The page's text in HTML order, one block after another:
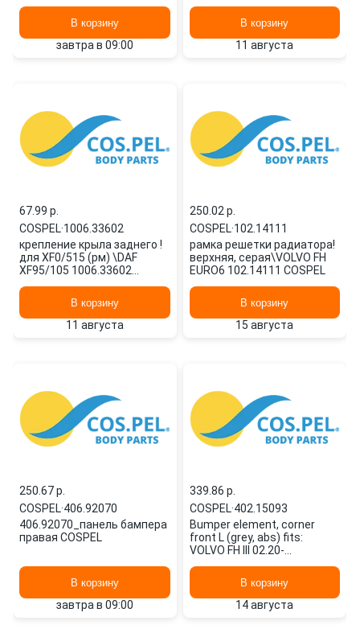
В корзину
завтра в 09:00
В корзину
11 августа
67.99 p.
COSPEL·1006.33602
крепление крыла заднего !
для XF0/515 (рм) \DAF
XF95/105 1006.33602
В корзину
11 августа
250.02 p.
COSPEL·102.14111
рамка решетки радиатора!
верхняя, серая\VOLVO FH
EURO6 102.14111 COSPEL
В корзину
15 августа
250.67 p.
COSPEL·406.92070
406.92070_панель бампера
правая COSPEL
В корзину
завтра в 09:00
339.86 p.
COSPEL·402.15093
Bumper element, corner
front L (grey, abs) fits:
VOLVO FH III 02.20-
В корзину
14 августа